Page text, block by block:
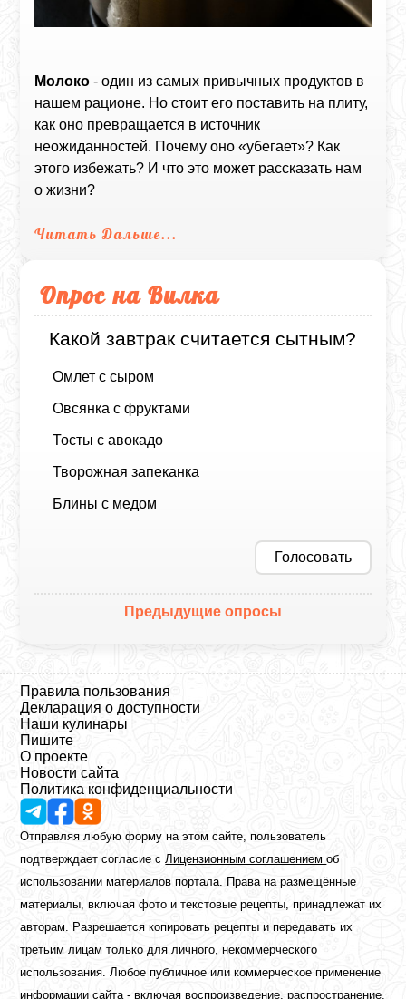
Молоко - один из самых привычных продуктов в
нашем рационе. Но стоит его поставить на плиту,
как оно превращается в источник
неожиданностей. Почему оно «убегает»? Как
этого избежать? И что это может рассказать нам
о жизни?
Читать Дальше...
Опрос на Вилка
Какой завтрак считается сытным?
Омлет с сыром
Овсянка с фруктами
Тосты с авокадо
Творожная запеканка
Блины с медом
Голосовать
Предыдущие опросы
Правила пользования
Декларация о доступности
Наши кулинары
Пишите
О проекте
Новости сайта
Политика конфиденциальности
Отправляя любую форму на этом сайте, пользователь
подтверждает согласие сЛицензионным соглашениемоб
использовании материалов портала. Права на размещённые
материалы, включая фото и текстовые рецепты, принадлежат их
авторам. Разрешается копировать рецепты и передавать их
третьим лицам только для личного, некоммерческого
использования. Любое публичное или коммерческое применение
информации сайта - включая воспроизведение, распространение,